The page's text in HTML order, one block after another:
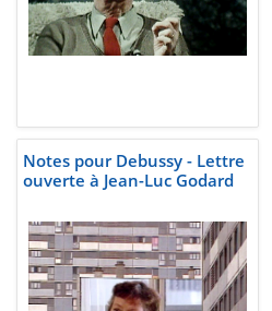
Notes pour Debussy - Lettre
ouverte à Jean-Luc Godard